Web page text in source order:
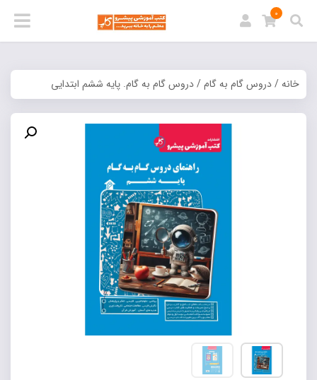
0
خانه/دروس گام به گام/ دروس گام به گام. پایه ششم ابتدایی